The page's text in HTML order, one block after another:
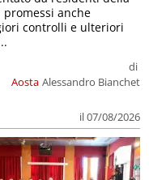
Aosta
di
Alessandro Bianchet
il 07/08/2026
promessi anche
controlli e ulteriori